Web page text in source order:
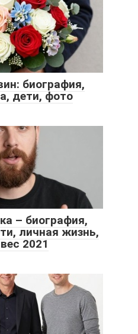
биография,
дети, фото
– биография,
личная жизнь,
2021